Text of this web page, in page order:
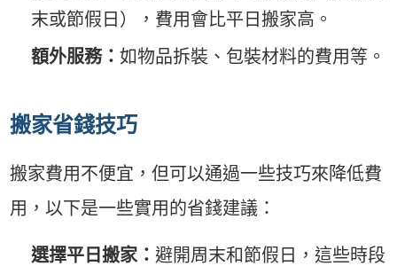
末或節假日），費用會比平日搬家高。
額外服務：如物品拆裝、包裝材料的費用等。
搬家省錢技巧
搬家費用不便宜，但可以通過一些技巧來降低費
用，以下是一些實用的省錢建議：
選擇平日搬家： 避開周末和節假日，這些時段